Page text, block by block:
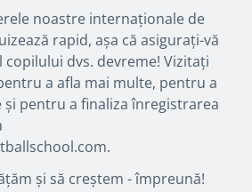
noastre internaționale de
rapid, așa că asigurați-vă
copilului dvs. devreme! Vizitați
a afla mai multe, pentru a
pentru a finaliza înregistrarea
și să creștem - împreună!